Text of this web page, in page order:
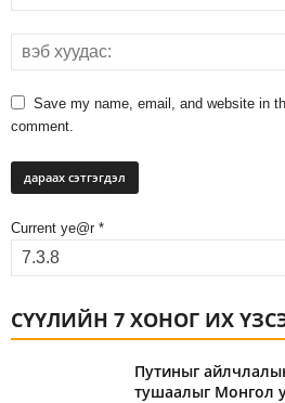
Save my name, email, and website in
comment.
Current ye@r *
СҮҮЛИЙН 7 ХОНОГ ИХ
Путиныг
тушаалыг Монгол